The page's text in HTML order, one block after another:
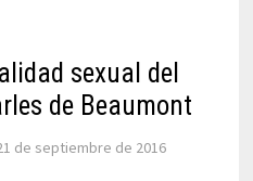
sexual del
de Beaumont
de septiembre de 2016